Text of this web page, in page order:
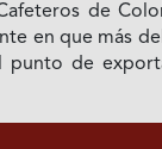
de
en que más
punto de